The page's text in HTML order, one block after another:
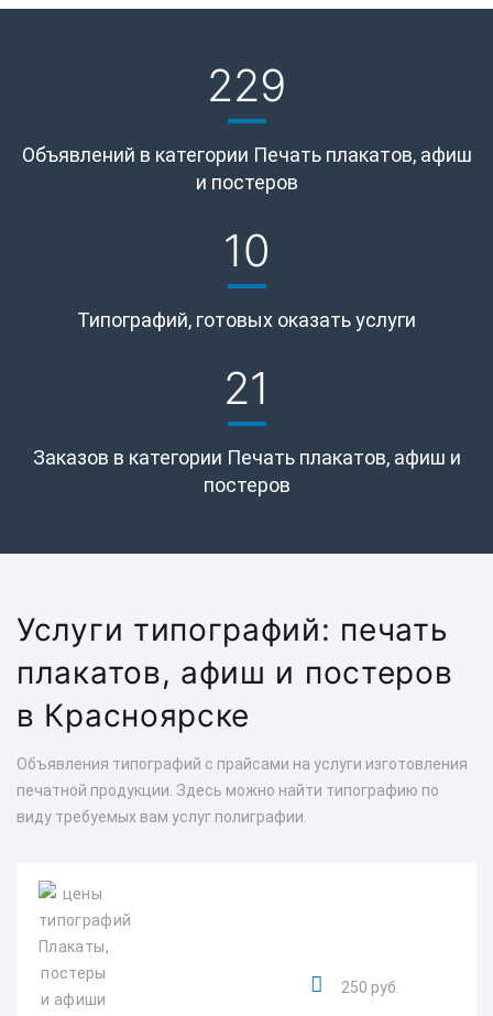
229
Объявлений в категории Печать плакатов, афиш
и постеров
10
Типографий, готовых оказать услуги
21
Заказов в категории Печать плакатов, афиш и
постеров
Услуги типографий: печать
плакатов, афиш и постеров
в Красноярске
Объявления типографий с прайсами на услуги изготовления
печатной продукции. Здесь можно найти типографию по
виду требуемых вам услуг полиграфии.
250 руб.